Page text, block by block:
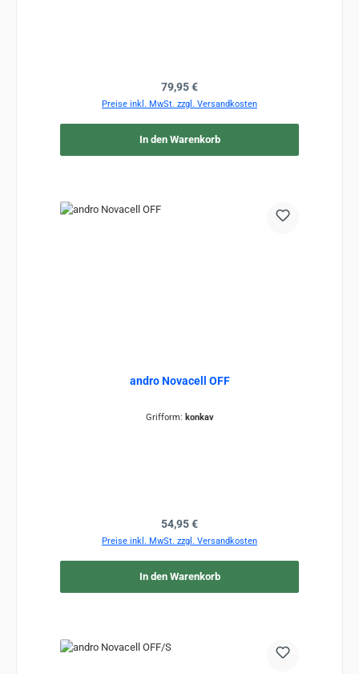
Regulärer Preis:
79,95 €
Preise inkl. MwSt. zzgl. Versandkosten
In den Warenkorb
andro Novacell OFF
Grifform: konkav
Regulärer Preis:
54,95 €
Preise inkl. MwSt. zzgl. Versandkosten
In den Warenkorb